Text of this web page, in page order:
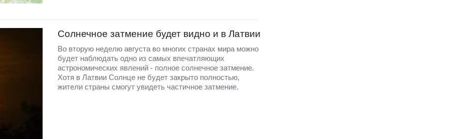
Солнечное затмение будет видно и в Латвии
Во вторую неделю августа во многих странах мира можно
будет наблюдать одно из самых впечатляющих
астрономических явлений - полное солнечное затмение.
Хотя в Латвии Солнце не будет закрыто полностью,
жители страны смогут увидеть частичное затмение.